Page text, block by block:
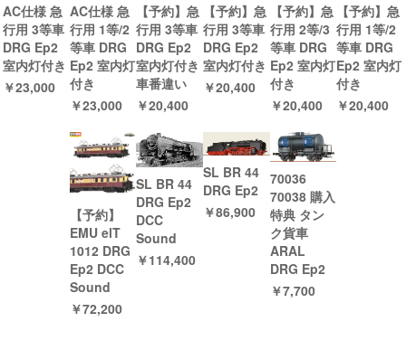
AC仕様 急
行用 3等車
DRG Ep2
室内灯付き
￥23,000
AC仕様 急
行用 1等/2
等車 DRG
Ep2 室内灯
付き
￥23,000
【予約】急
行用 3等車
DRG Ep2
室内灯付き
車番違い
￥20,400
【予約】急
行用 3等車
DRG Ep2
室内灯付き
￥20,400
【予約】急
行用 2等/3
等車 DRG
Ep2 室内灯
付き
￥20,400
【予約】急
行用 1等/2
等車 DRG
Ep2 室内灯
付き
￥20,400
【予約】
EMU elT
1012 DRG
Ep2 DCC
Sound
￥72,200
SL BR 44
DRG Ep2
DCC
Sound
￥114,400
SL BR 44
DRG Ep2
￥86,900
70036
70038 購入
特典 タン
ク貨車
ARAL
DRG Ep2
￥7,700